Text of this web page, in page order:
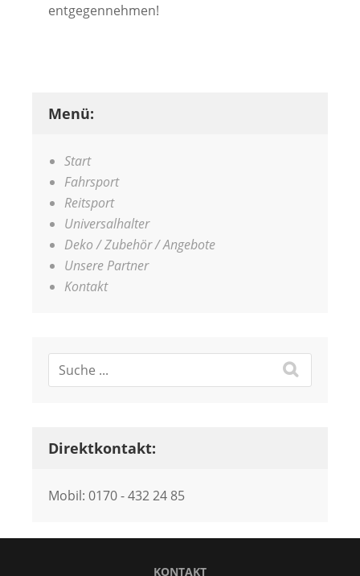
entgegennehmen!
Menü:
Start
Fahrsport
Reitsport
Universalhalter
Deko / Zubehör / Angebote
Unsere Partner
Kontakt
Direktkontakt:
Mobil: 0170 - 432 24 85
KONTAKT